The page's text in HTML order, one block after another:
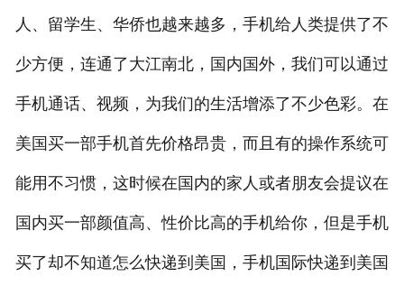
人、留学生、华侨也越来越多，手机给人类提供了不
少方便，连通了大江南北，国内国外，我们可以通过
手机通话、视频，为我们的生活增添了不少色彩。在
美国买一部手机首先价格昂贵，而且有的操作系统可
能用不习惯，这时候在国内的家人或者朋友会提议在
国内买一部颜值高、性价比高的手机给你，但是手机
买了却不知道怎么快递到美国，手机国际快递到美国